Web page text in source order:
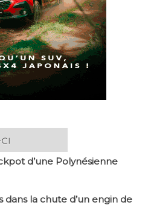
d’une Polynésienne
la chute d’un engin de